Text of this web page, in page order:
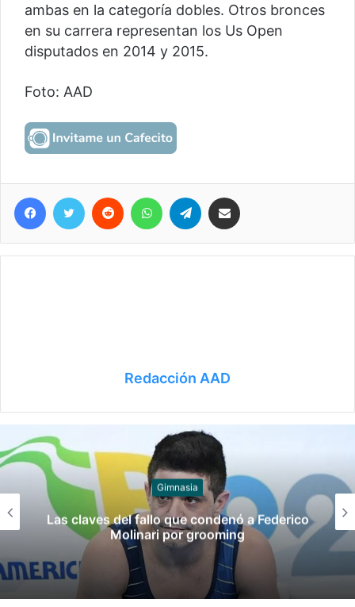
ambas en la categoría dobles. Otros bronces
en su carrera representan los Us Open
disputados en 2014 y 2015.
Foto: AAD
Facebook
Twitter Reddit WhatsAppTelegram
Redacción AAD
Juegos
Late el Sur: la canción de los Juegos
Suramericanos compuesta por mujeres